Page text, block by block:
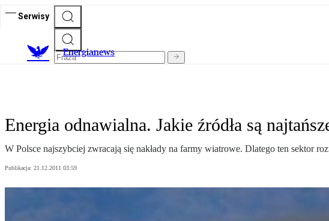
Serwisy
Energianews
Energia odnawialna. Jakie źródła są
W Polsce najszybciej zwracają się nakłady na farmy wiatrowe. Dlatego ten sektor
Publikacja: 21.12.2011 03:59